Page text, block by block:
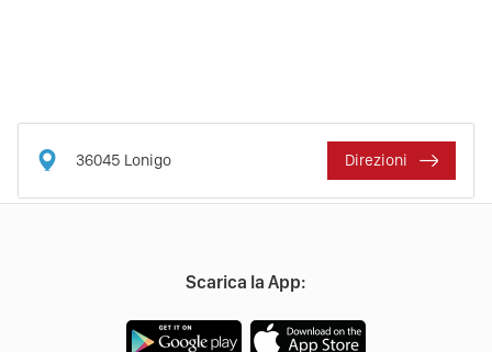
36045 Lonigo Direzioni
Scarica la App: